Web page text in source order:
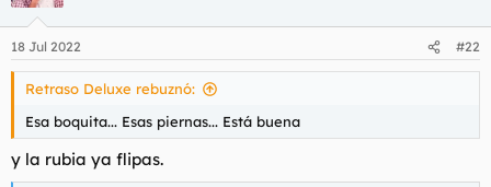
18 Jul 2022 #22
Retraso Deluxe rebuznó:
Esa boquita... Esas piernas... Está buena
y la rubia ya flipas.